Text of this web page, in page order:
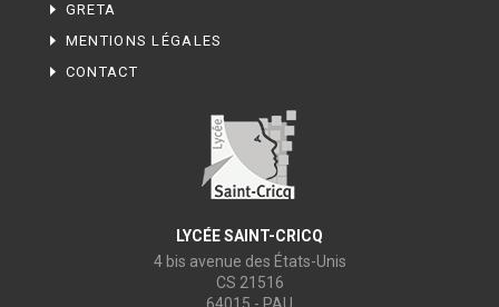
GRETA
MENTIONS LÉGALES
CONTACT
LYCÉE SAINT-CRICQ
4 bis avenue des États-Unis
CS 21516